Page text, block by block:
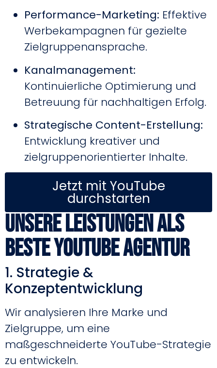
Performance-Marketing: Effektive
Werbekampagnen für gezielte
Zielgruppenansprache.
Kanalmanagement:
Kontinuierliche Optimierung und
Betreuung für nachhaltigen Erfolg.
Strategische Content-Erstellung:
Entwicklung kreativer und
zielgruppenorientierter Inhalte.
Jetzt mit YouTube
durchstarten
Unsere Leistungen als
beste YouTube Agentur
1. Strategie &
Konzeptentwicklung
Wir analysieren Ihre Marke und
Zielgruppe, um eine
maßgeschneiderte YouTube-Strategie
zu entwickeln.